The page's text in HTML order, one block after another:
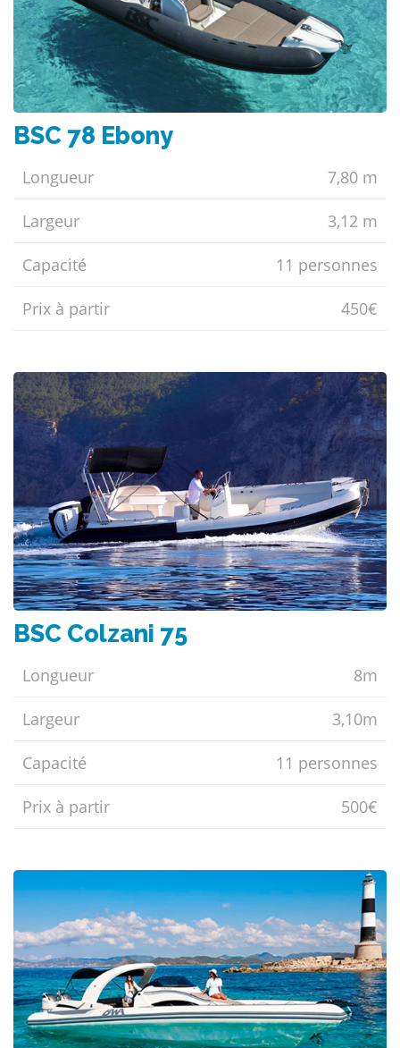
BSC 78 Ebony
Longueur 7,80 m
Largeur 3,12 m
Capacité 11 personnes
Prix ​​à partir 450€
BSC Colzani 75
Longueur 8m
Largeur 3,10m
Capacité 11 personnes
Prix ​​à partir 500€